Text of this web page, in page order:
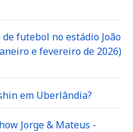
futebol no estádio João
e fevereiro de 2026)
em Uberlândia?
Jorge & Mateus -